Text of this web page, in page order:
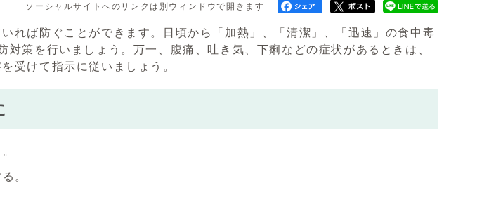
ソーシャルサイトへのリンクは別ウィンドウで開きます
れば防ぐことができます。日頃から「加熱」、「清潔」、「迅速」の食中毒
対策を行いましょう。万一、腹痛、吐き気、下痢などの症状があるときは、
受けて指示に従いましょう。
。